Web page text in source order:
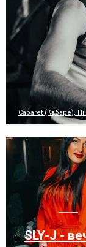
Cabaret (Кабаре),
SLY-J -